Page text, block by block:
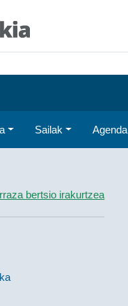
Sailak Agenda
bertsio irakurtzea